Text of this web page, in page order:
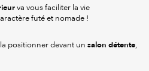
va vous faciliter la vie
futé et nomade !
positionner devant un salon détente,